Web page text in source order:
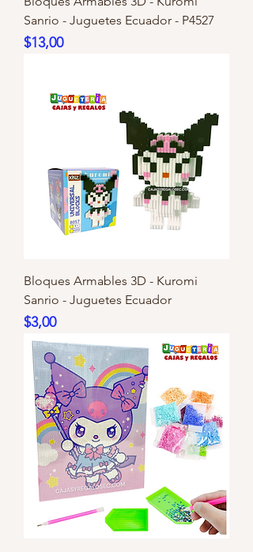
Sanrio - Juguetes Ecuador - P4527
Precio
$13,00
Bloques Armables 3D - Kuromi
Sanrio - Juguetes Ecuador
Precio
$3,00